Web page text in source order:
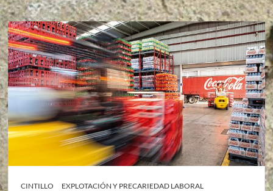
CINTILLO
EXPLOTACIÓN Y PRECARIEDAD LABORAL